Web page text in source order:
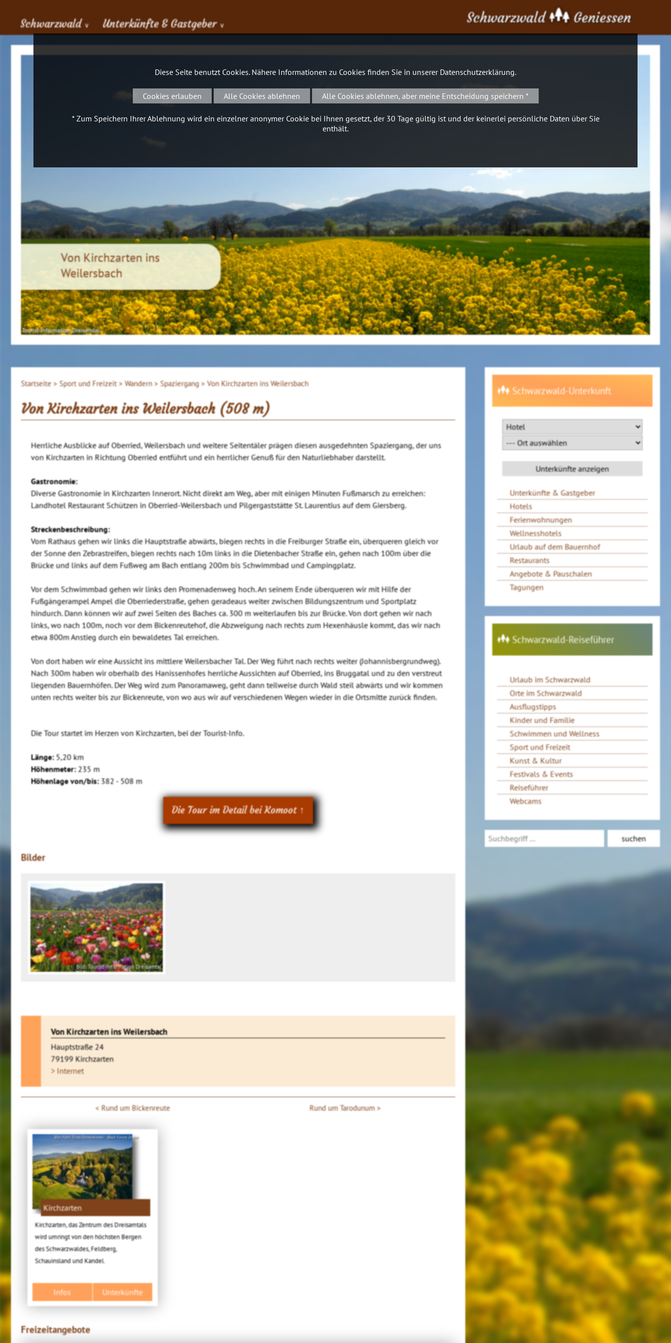
Schwarzwald ∨ Unterkünfte & Gastgeber ∨ Schwarzwald Geniessen
Tourist-Information Dreisamtal
Von Kirchzarten ins
Weilersbach
Startseite > Sport und Freizeit > Wandern > Spaziergang >Von Kirchzarten ins Weilersbach
Von Kirchzarten ins Weilersbach (508 m)
Herrliche Ausblicke auf Oberried, Weilersbach und weitere Seitentäler prägen diesen ausgedehnten Spaziergang, der uns
von Kirchzarten in Richtung Oberried entführt und ein herrlicher Genuß für den Naturliebhaber darstellt.
Gastronomie:
Diverse Gastronomie in Kirchzarten Innerort. Nicht direkt am Weg, aber mit einigen Minuten Fußmarsch zu erreichen:
Landhotel Restaurant Schützen in Oberried-Weilersbach und Pilgergaststätte St. Laurentius auf dem Giersberg.
Streckenbeschreibung:
Vom Rathaus gehen wir links die Hauptstraße abwärts, biegen rechts in die Freiburger Straße ein, überqueren gleich vor
der Sonne den Zebrastreifen, biegen rechts nach 10m links in die Dietenbacher Straße ein, gehen nach 100m über die
Brücke und links auf dem Fußweg am Bach entlang 200m bis Schwimmbad und Campingplatz.
Vor dem Schwimmbad gehen wir links den Promenadenweg hoch. An seinem Ende überqueren wir mit Hilfe der
Fußgängerampel Ampel die Oberriederstraße, gehen geradeaus weiter zwischen Bildungszentrum und Sportplatz
hindurch. Dann können wir auf zwei Seiten des Baches ca. 300 m weiterlaufen bis zur Brücke. Von dort gehen wir nach
links, wo nach 100m, noch vor dem Bickenreutehof, die Abzweigung nach rechts zum Hexenhäusle kommt, das wir nach
etwa 800m Anstieg durch ein bewaldetes Tal erreichen.
Von dort haben wir eine Aussicht ins mittlere Weilersbacher Tal. Der Weg führt nach rechts weiter (Johannisbergrundweg).
Nach 300m haben wir oberhalb des Hanissenhofes herrliche Aussichten auf Oberried, ins Bruggatal und zu den verstreut
liegenden Bauernhöfen. Der Weg wird zum Panoramaweg, geht dann teilweise durch Wald steil abwärts und wir kommen
unten rechts weiter bis zur Bickenreute, von wo aus wir auf verschiedenen Wegen wieder in die Ortsmitte zurück finden.
Die Tour startet im Herzen von Kirchzarten, bei der Tourist-Info.
Länge:5,20 km
Höhenmeter:235 m
Höhenlage von/bis:382 - 508 m
Die Tour im Detail bei Komoot ↑
Bilder
Bild: Tourist-Information Dreisamtal
Von Kirchzarten ins Weilersbach
Hauptstraße 24
79199 Kirchzarten
> Internet
Rund um Bickenreute Rund um Tarodunum
Bild: Foto: Trimo Demankowski - Black Forest Drone
Kirchzarten
Kirchzarten, das Zentrum des Dreisamtals
wird umringt von den höchsten Bergen
des Schwarzwaldes, Feldberg,
Schauinsland und Kandel.
Infos Unterkünfte
Freizeitangebote
Schwarzwald-Unterkunft
Unterkünfte & Gastgeber
Hotels
Ferienwohnungen
Wellnesshotels
Urlaub auf dem Bauernhof
Restaurants
Angebote & Pauschalen
Tagungen
Schwarzwald-Reiseführer
Urlaub im Schwarzwald
Orte im Schwarzwald
Ausflugstipps
Kinder und Familie
Schwimmen und Wellness
Sport und Freizeit
Kunst & Kultur
Festivals & Events
Reiseführer
Webcams
Diese Seite benutzt Cookies. Nähere Informationen zu Cookies finden Sie in unserer Datenschutzerklärung.
Cookies erlauben Alle Cookies ablehnen Alle Cookies ablehnen, aber meine Entscheidung speichern *
* Zum Speichern Ihrer Ablehnung wird ein einzelner anonymer Cookie bei Ihnen gesetzt, der 30 Tage gültig ist und der keinerlei persönliche Daten über Sie
enthält.